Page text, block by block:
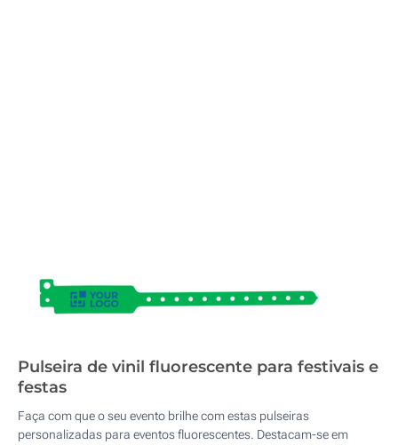
Pulseira de vinil fluorescente para festivais e
festas
Faça com que o seu evento brilhe com estas pulseiras
personalizadas para eventos fluorescentes. Destacam-se em